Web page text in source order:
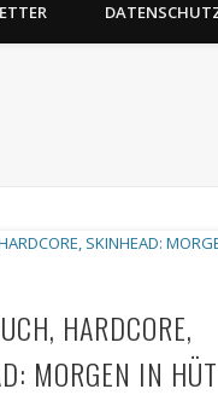
HARDCORE,
MORGEN IN